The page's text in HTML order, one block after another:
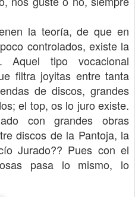
la teoría, de que en
controlados, existe la
Aquel tipo vocacional
filtra joyitas entre tanta
de discos, grandes
el top, os lo juro existe.
con grandes obras
discos de la Pantoja, la
Jurado?? Pues con el
pasa lo mismo, lo